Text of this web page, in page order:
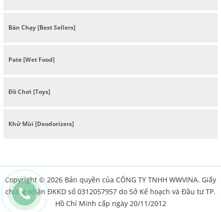
Bán Chạy [Best Sellers]
Pate [Wet Food]
Đồ Chơi [Toys]
Khử Mùi [Deodorizers]
Copyright © 2026 Bản quyền của CÔNG TY TNHH WWVINA. Giấy
chứng nhận ĐKKD số 0312057957 do Sở Kế hoạch và Đầu tư TP.
Hồ Chí Minh cấp ngày 20/11/2012